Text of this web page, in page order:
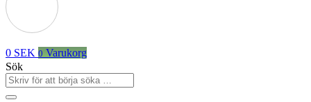
0 SEK 0 Varukorg
Sök